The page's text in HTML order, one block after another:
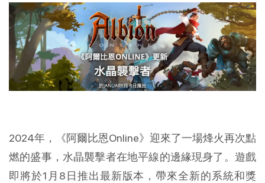
2024年，《阿爾比恩Online》迎來了一場烽火再次點
燃的盛事，水晶襲擊者在地平線的邊緣現身了。遊戲
即將於1月8日推出最新版本，帶來全新的系統和獎